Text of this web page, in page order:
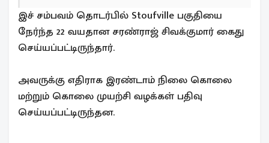
இச் சம்பவம் தொடர்பில் Stoufville பகுதியை
நேர்ந்த 22 வயதான சரண்ராஜ் சிவக்குமார் கைது
செய்யப்பட்டிருந்தார்.
அவருக்கு எதிராக இரண்டாம் நிலை கொலை
மற்றும் கொலை முயற்சி வழக்கள் பதிவு
செய்யப்பட்டிருந்தன.